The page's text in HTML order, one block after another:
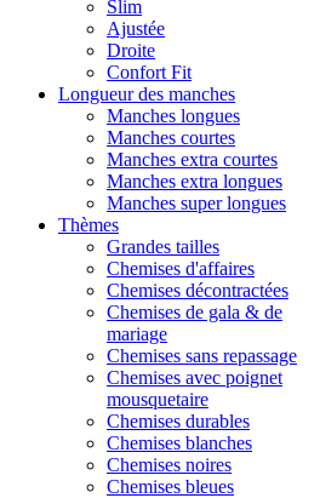
Slim
Ajustée
Droite
Confort Fit
Longueur des manches
Manches longues
Manches courtes
Manches extra courtes
Manches extra longues
Manches super longues
Thèmes
Grandes tailles
Chemises d'affaires
Chemises décontractées
Chemises de gala & de
mariage
Chemises sans repassage
Chemises avec poignet
mousquetaire
Chemises durables
Chemises blanches
Chemises noires
Chemises bleues